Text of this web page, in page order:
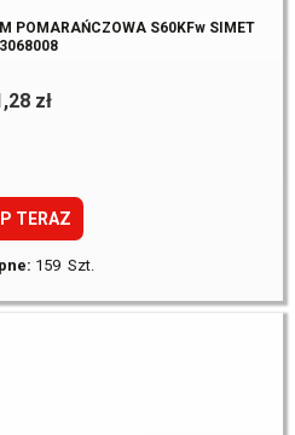
POMARAŃCZOWA S60KFw SIMET
zł
TERAZ
159 Szt.